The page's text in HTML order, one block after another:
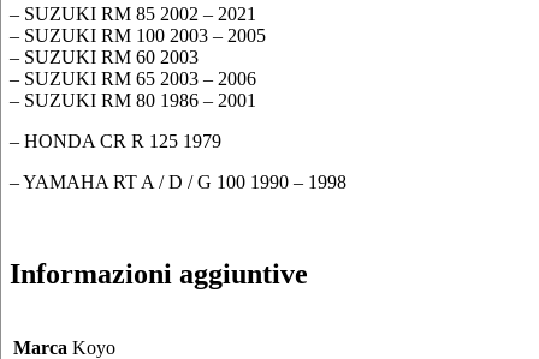
– SUZUKI RM 85 2002 – 2021
– SUZUKI RM 100 2003 – 2005
– SUZUKI RM 60 2003
– SUZUKI RM 65 2003 – 2006
– SUZUKI RM 80 1986 – 2001
– HONDA CR R 125 1979
– YAMAHA RT A / D / G 100 1990 – 1998
Informazioni aggiuntive
Marca Koyo